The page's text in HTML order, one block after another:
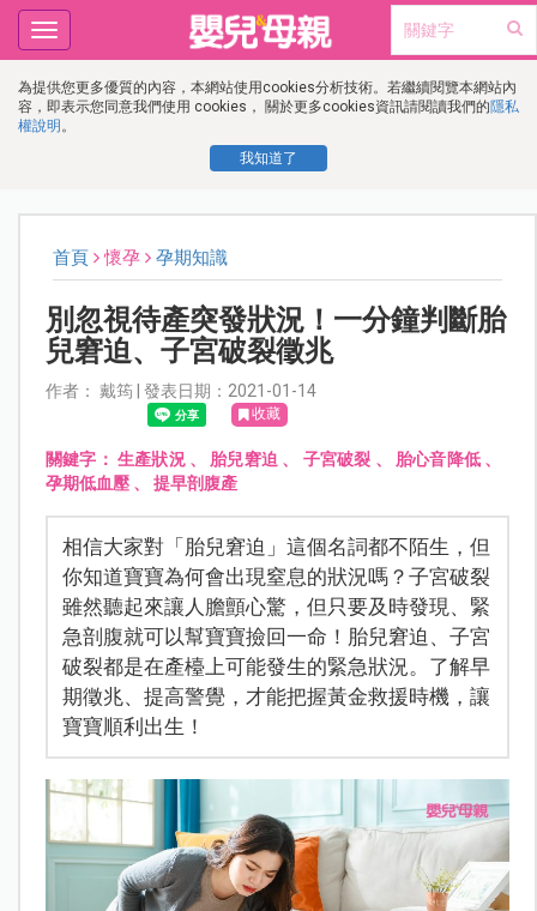
為提供您更多優質的內容，本網站使用cookies分析技術。若繼續閱覽本網站內
容，即表示您同意我們使用 cookies， 關於更多cookies資訊請閱讀我們的隱私
權說明 。
我知道了
Toggle
navigation
首頁 懷孕 孕期知識
別忽視待產突發狀況！一分鐘判斷胎
兒窘迫、子宮破裂徵兆
作者： 戴筠 | 發表日期：2021-01-14
收藏
關鍵字： 生產狀況、 胎兒窘迫 、 子宮破裂 、 胎心音降低、
孕期低血壓、 提早剖腹產
相信大家對「胎兒窘迫」這個名詞都不陌生，但
你知道寶寶為何會出現窒息的狀況嗎？子宮破裂
雖然聽起來讓人膽顫心驚，但只要及時發現、緊
急剖腹就可以幫寶寶撿回一命！胎兒窘迫、子宮
破裂都是在產檯上可能發生的緊急狀況。了解早
期徵兆、提高警覺，才能把握黃金救援時機，讓
寶寶順利出生！